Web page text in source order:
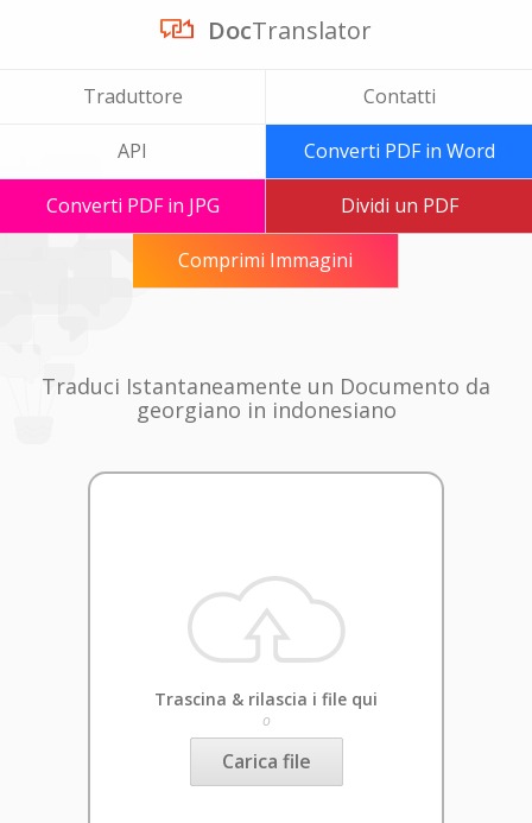
DocTranslator
Traduttore Contatti
API Converti PDF in Word
Converti PDF in JPG Dividi un PDF
Comprimi Immagini
Traduci Istantaneamente un Documento da
georgiano in indonesiano
Trascina & rilascia i file qui
o
Carica file